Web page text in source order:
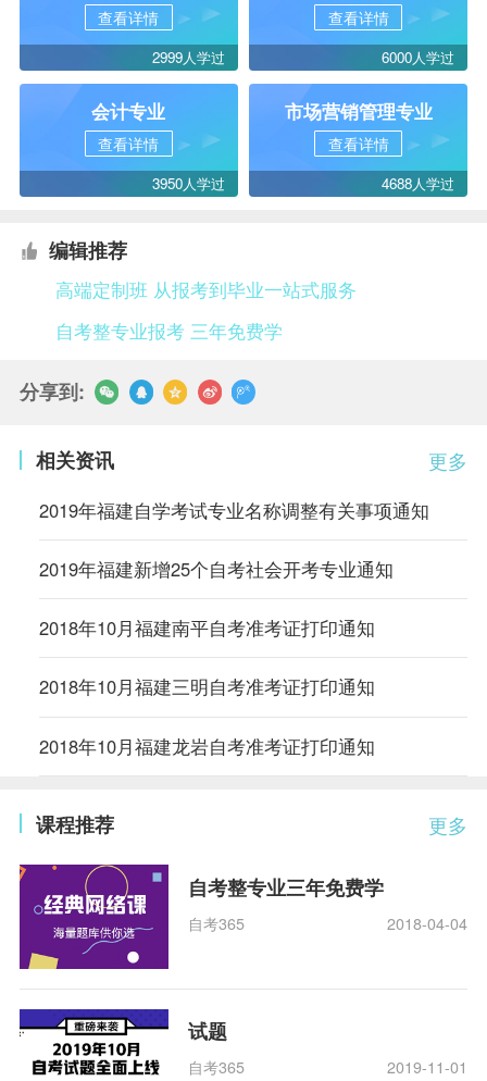
查看详情
2999人学过
查看详情
6000人学过
会计专业
查看详情
3950人学过
市场营销管理专业
查看详情
4688人学过
编辑推荐
高端定制班 从报考到毕业一站式服务
自考整专业报考 三年免费学
分享到:
更多
相关资讯
2019年福建自学考试专业名称调整有关事项通知
2019年福建新增25个自考社会开考专业通知
2018年10月福建南平自考准考证打印通知
2018年10月福建三明自考准考证打印通知
2018年10月福建龙岩自考准考证打印通知
更多
课程推荐
自考整专业三年免费学
自考365 2018-04-04
试题
自考365 2019-11-01